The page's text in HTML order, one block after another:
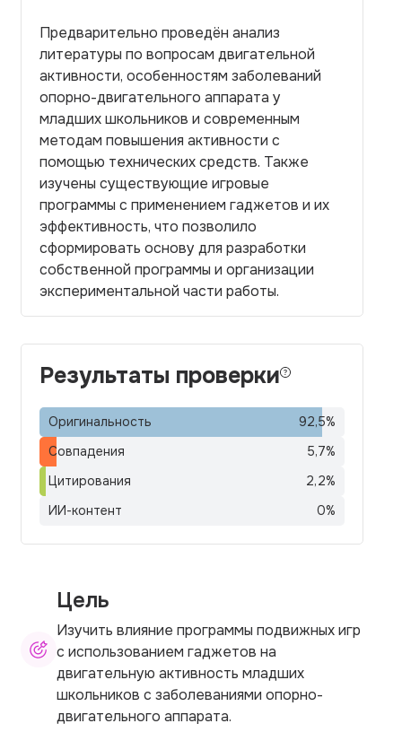
Предварительно проведён анализ
литературы по вопросам двигательной
активности, особенностям заболеваний
опорно-двигательного аппарата у
младших школьников и современным
методам повышения активности с
помощью технических средств. Также
изучены существующие игровые
программы с применением гаджетов и их
эффективность, что позволило
сформировать основу для разработки
собственной программы и организации
экспериментальной части работы.
Результаты проверки
Оригинальность 92,5%
Совпадения
5,7%
Цитирования
2,2%
ИИ-контент
0%
Цель
Изучить влияние программы подвижных игр
с использованием гаджетов на
двигательную активность младших
школьников с заболеваниями опорно-
двигательного аппарата.